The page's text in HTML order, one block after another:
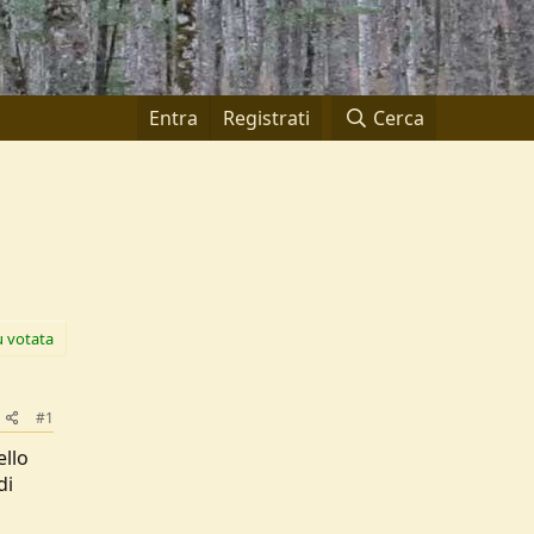
Entra Registrati Cerca
votata
#1